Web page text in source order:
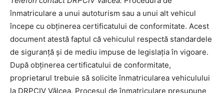
înmatriculare a unui autoturism sau a unui alt vehicul
începe cu obținerea certificatului de conformitate. Acest
document atestă faptul că vehiculul respectă standardele
de siguranță și de mediu impuse de legislația în vigoare.
După obținerea certificatului de conformitate,
proprietarul trebuie să solicite înmatricularea vehiculului
la DRPCIV Vâlcea. Procesul de înmatriculare presupune